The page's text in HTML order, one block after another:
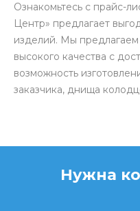
Ознакомьтесь с прайс-
Центр» предлагает
изделий. Мы
высокого качества с
возможность
заказчика, днища
Нужна